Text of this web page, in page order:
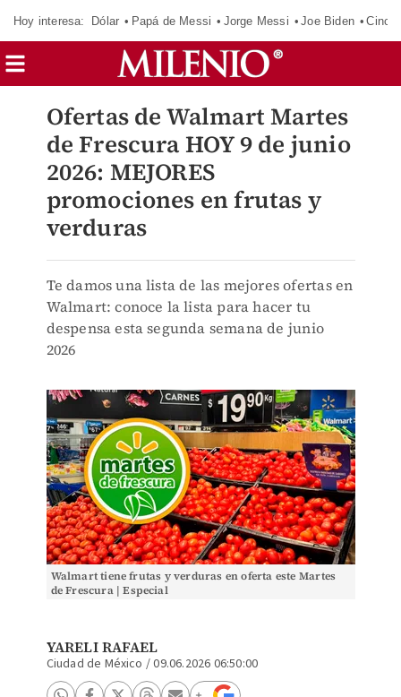
Hoy interesa: Dólar Papá de Messi Jorge Messi Joe Biden
Ofertas de Walmart Martes
de Frescura HOY 9 de junio
2026: MEJORES
promociones en frutas y
verduras
Te damos una lista de las mejores ofertas en
Walmart: conoce la lista para hacer tu
despensa esta segunda semana de junio
2026
Walmart tiene frutas y verduras en oferta este Martes
de Frescura | Especial
YARELI RAFAEL
Ciudad de México /09.06.2026 06:50:00